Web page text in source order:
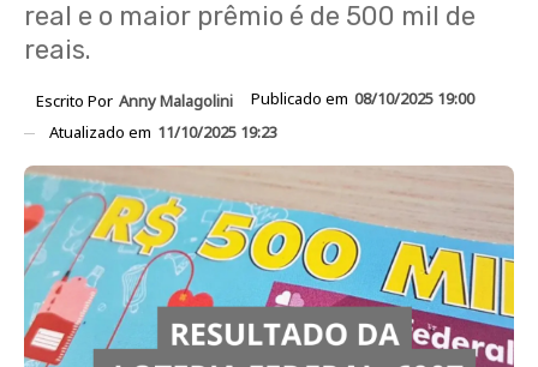
real e o maior prêmio é de 500 mil de
reais.
Escrito Por Anny Malagolini Publicado em 08/10/2025 19:00
Atualizado em 11/10/2025 19:23